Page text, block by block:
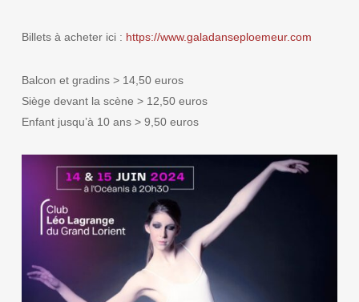
Billets à acheter ici : https://www.galadanseploemeur.com
Balcon et gradins > 14,50 euros
Siège devant la scène > 12,50 euros
Enfant jusqu’à 10 ans > 9,50 euros